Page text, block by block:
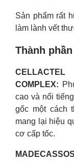
Sản phẩm rất
làm lành vết
Thành
COMPLEX:
cao và nổi
gốc một cách
mang lại hiệu
cơ cấp tốc.